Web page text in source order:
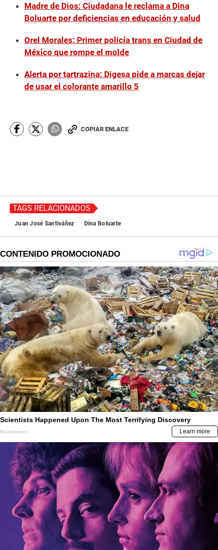
Madre de Dios: Ciudadana le reclama a Dina
Boluarte por deficiencias en educación y salud
Orel Morales: Primer policía trans en Ciudad de
México que rompe el molde
Alerta por tartrazina: Digesa pide a marcas dejar
de usar el colorante amarillo 5
COPIAR ENLACE
TAGS RELACIONADOS
Juan José Santiváñez Dina Boluarte